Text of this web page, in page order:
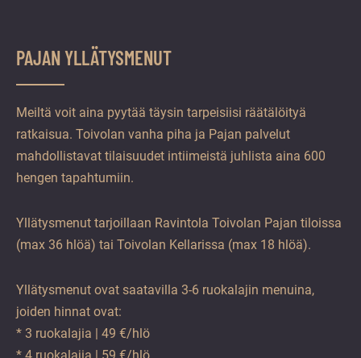
PAJAN YLLÄTYSMENUT
Meiltä voit aina pyytää täysin tarpeisiisi räätälöityä
ratkaisua. Toivolan vanha piha ja Pajan palvelut
mahdollistavat tilaisuudet intiimeistä juhlista aina 600
hengen tapahtumiin.
Yllätysmenut tarjoillaan Ravintola Toivolan Pajan tiloissa
(max 36 hlöä) tai Toivolan Kellarissa (max 18 hlöä).
Yllätysmenut ovat saatavilla 3-6 ruokalajin menuina,
joiden hinnat ovat:
* 3 ruokalajia | 49 €/hlö